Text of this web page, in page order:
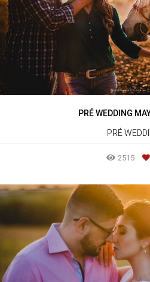
PRÉ WEDDING
PRÉ
2515